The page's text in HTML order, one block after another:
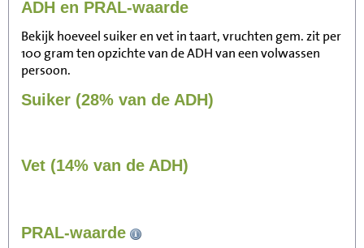
ADH en PRAL-waarde
Bekijk hoeveel suiker en vet in taart, vruchten gem. zit per
100 gram ten opzichte van de ADH van een volwassen
persoon.
Suiker (28% van de ADH)
Vet (14% van de ADH)
PRAL-waarde
Zitten, tv kijken